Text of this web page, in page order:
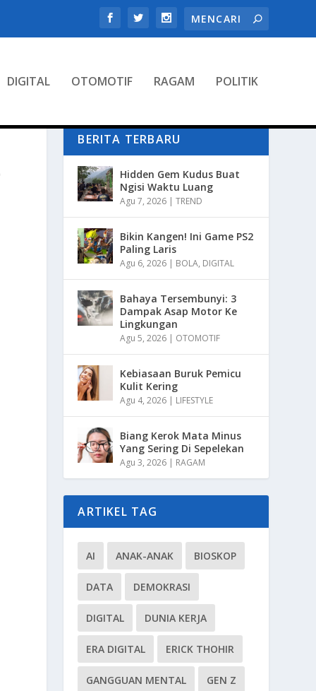
DIGITAL OTOMOTIF RAGAM POLITIK
BERITA TERBARU
Hidden Gem Kudus Buat
Ngisi Waktu Luang
Agu 7, 2026 |TREND
Bikin Kangen! Ini Game PS2
Paling Laris
Agu 6, 2026 | BOLA, DIGITAL
Bahaya Tersembunyi: 3
Dampak Asap Motor Ke
Lingkungan
Agu 5, 2026 | OTOMOTIF
Kebiasaan Buruk Pemicu
Kulit Kering
Agu 4, 2026 | LIFESTYLE
Biang Kerok Mata Minus
Yang Sering Di Sepelekan
Agu 3, 2026 | RAGAM
ARTIKEL TAG
AI ANAK-ANAK BIOSKOP
DATA DEMOKRASI
DIGITAL DUNIA KERJA
ERA DIGITAL ERICK THOHIR
GANGGUAN MENTAL GEN Z